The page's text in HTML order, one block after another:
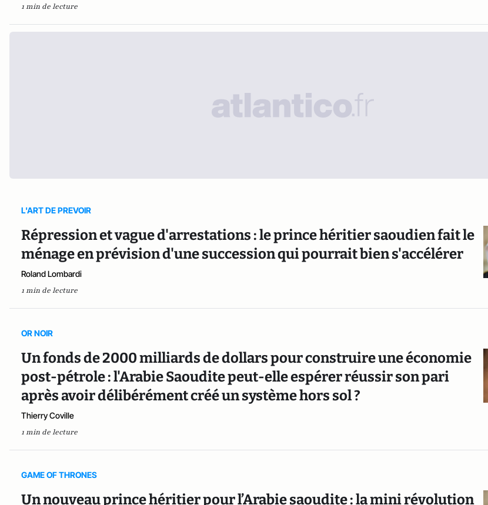
1 min de lecture
L'ART DE PREVOIR
Répression et vague d'arrestations : le prince héritier saoudien fait le
ménage en prévision d'une succession qui pourrait bien s'accélérer
Roland Lombardi
1 min de lecture
OR NOIR
Un fonds de 2000 milliards de dollars pour construire une économie
post-pétrole : l'Arabie Saoudite peut-elle espérer réussir son pari
après avoir délibérément créé un système hors sol ?
Thierry Coville
1 min de lecture
GAME OF THRONES
Un nouveau prince héritier pour l’Arabie saoudite : la mini révolution